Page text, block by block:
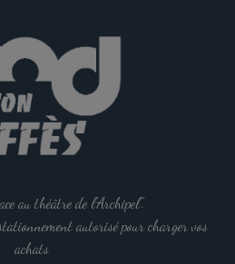
la
du
au théâtre de l'Archipel".
autorisé pour charger vos
achats